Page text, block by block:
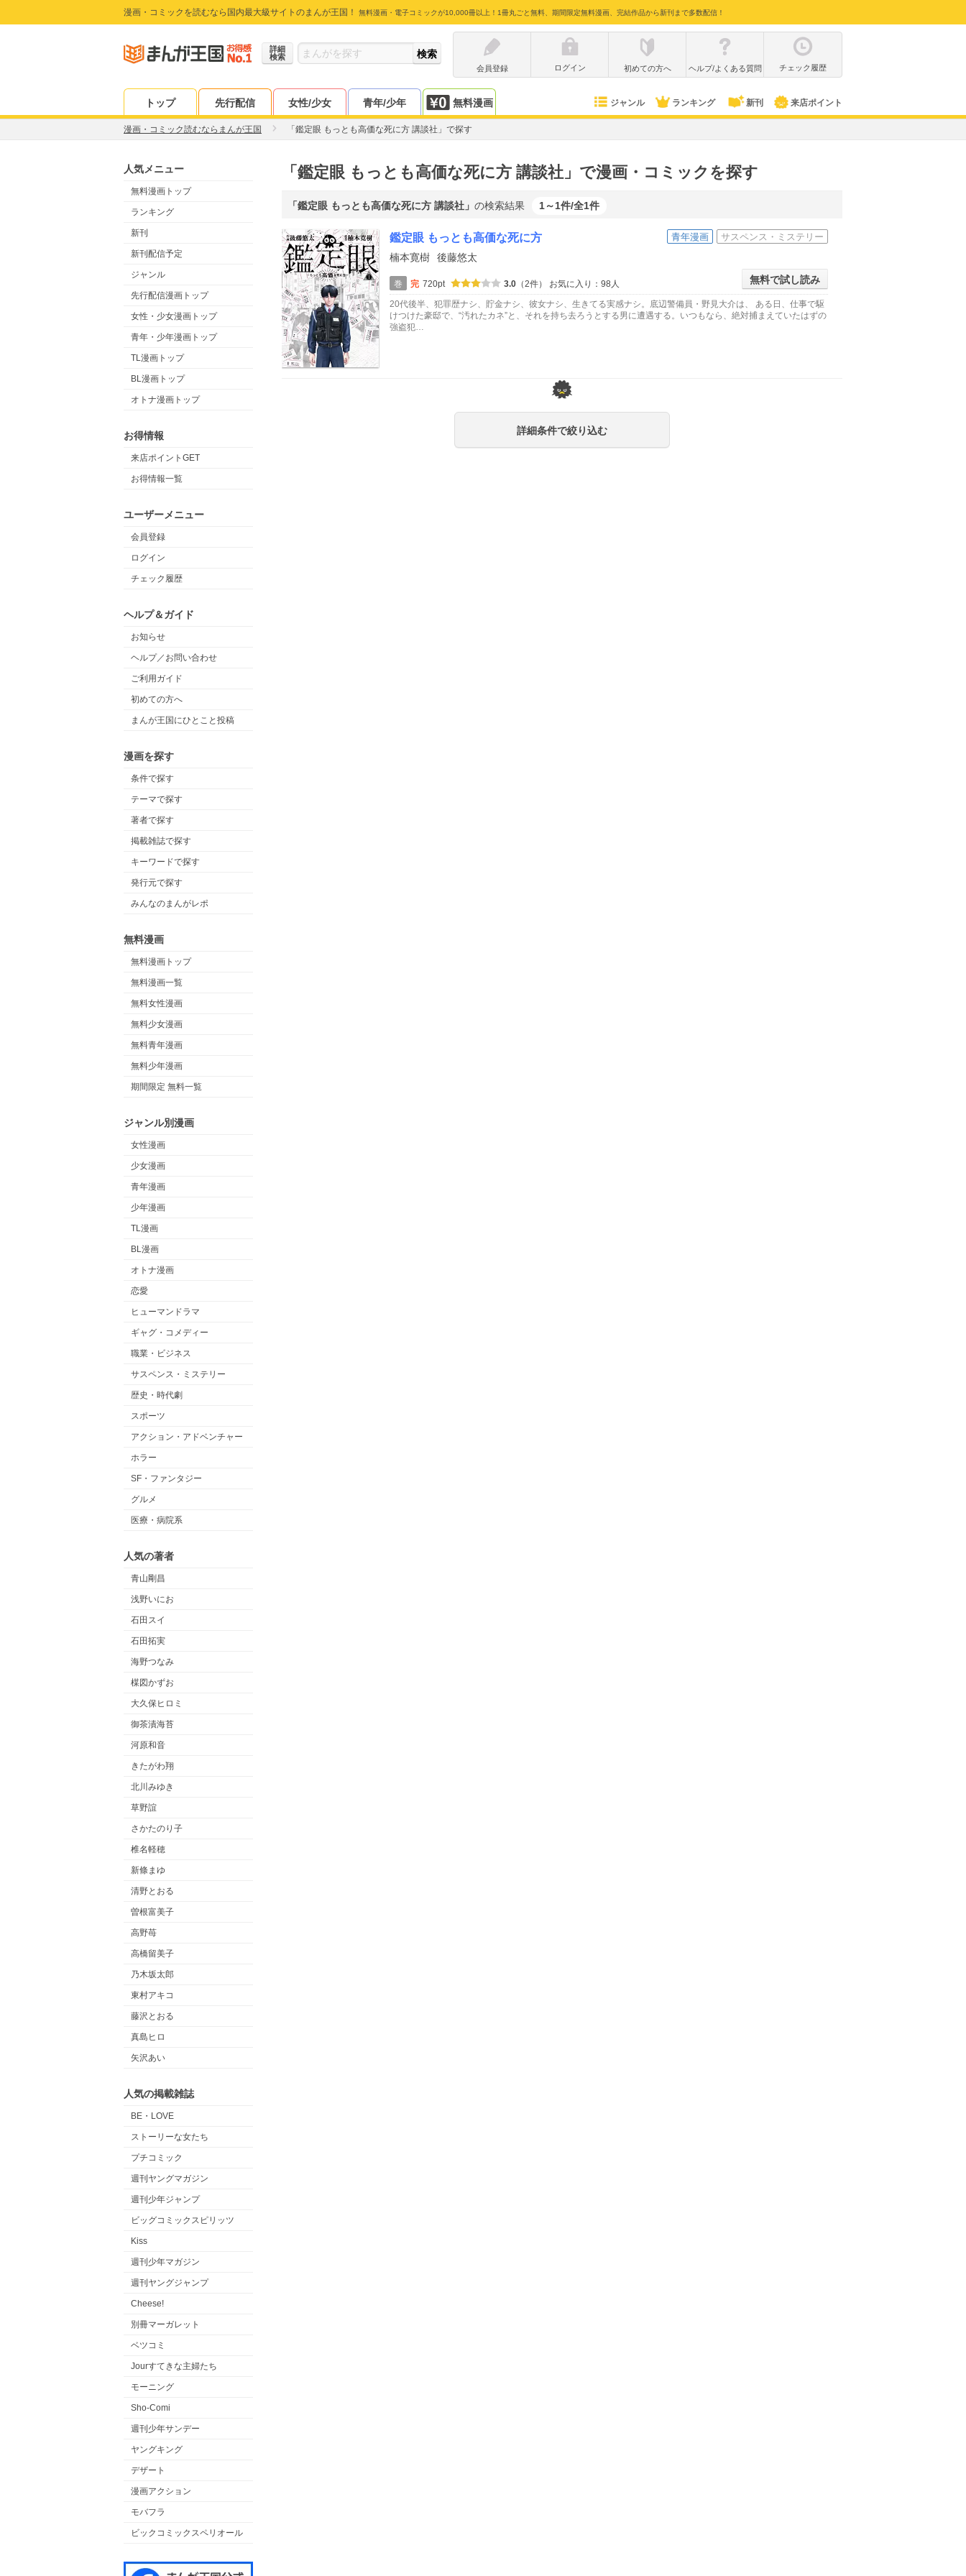
漫画・コミックを読むなら国内最大級サイトのまんが王国！ 無料漫画・電子コミックが10,000冊以上！1冊丸ごと無料、期間限定無料漫画、完結作品から新刊まで多数配信！
詳細
検索
会員登録
ログイン 初めての方へ ヘルプ/よくある質問 チェック履歴
トップ 先行配信 女性/少女 青年/少年 無料漫画 ジャンル ランキング 新刊 来店ポイント
漫画・コミック読むならまんが王国 「鑑定眼 もっとも高価な死に方 講談社」で探す
人気メニュー
無料漫画トップ
ランキング
新刊
新刊配信予定
ジャンル
先行配信漫画トップ
女性・少女漫画トップ
青年・少年漫画トップ
TL漫画トップ
BL漫画トップ
オトナ漫画トップ
お得情報
来店ポイントGET
お得情報一覧
ユーザーメニュー
会員登録
ログイン
チェック履歴
ヘルプ＆ガイド
お知らせ
ヘルプ／お問い合わせ
ご利用ガイド
初めての方へ
まんが王国にひとこと投稿
漫画を探す
条件で探す
テーマで探す
著者で探す
掲載雑誌で探す
キーワードで探す
発行元で探す
みんなのまんがレポ
無料漫画
無料漫画トップ
無料漫画一覧
無料女性漫画
無料少女漫画
無料青年漫画
無料少年漫画
期間限定 無料一覧
ジャンル別漫画
女性漫画
少女漫画
青年漫画
少年漫画
TL漫画
BL漫画
オトナ漫画
恋愛
ヒューマンドラマ
ギャグ・コメディー
職業・ビジネス
サスペンス・ミステリー
歴史・時代劇
スポーツ
アクション・アドベンチャー
ホラー
SF・ファンタジー
グルメ
医療・病院系
人気の著者
青山剛昌
浅野いにお
石田スイ
石田拓実
海野つなみ
楳図かずお
大久保ヒロミ
御茶漬海苔
河原和音
きたがわ翔
北川みゆき
草野誼
さかたのり子
椎名軽穂
新條まゆ
清野とおる
曽根富美子
高野苺
高橋留美子
乃木坂太郎
東村アキコ
藤沢とおる
真島ヒロ
矢沢あい
人気の掲載雑誌
BE・LOVE
ストーリーな女たち
プチコミック
週刊ヤングマガジン
週刊少年ジャンプ
ビッグコミックスピリッツ
Kiss
週刊少年マガジン
週刊ヤングジャンプ
Cheese!
別冊マーガレット
ベツコミ
Jourすてきな主婦たち
モーニング
Sho-Comi
週刊少年サンデー
ヤングキング
デザート
漫画アクション
モバフラ
ビックコミックスペリオール
「鑑定眼 もっとも高価な死に方 講談社」で漫画・コミックを探す
「鑑定眼 もっとも高価な死に方 講談社」 の検索結果 1～1件/全1件
青年漫画 サスペンス・ミステリー
鑑定眼 もっとも高価な死に方
楠本寛樹
後藤悠太
無料で試し読み
巻 完 720pt 3.0 （2件）
お気に入り：98人
20代後半、犯罪歴ナシ、貯金ナシ、彼女ナシ、生きてる実感ナシ。底辺警備員・野見大介は、 ある日、仕事で駆
けつけた豪邸で、“汚れたカネ”と、それを持ち去ろうとする男に遭遇する。いつもなら、絶対捕まえていたはずの
強盗犯…
詳細条件で絞り込む